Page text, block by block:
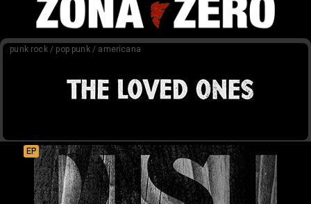
CONTENIDO
COMUNIDAD
FEEEDBACK
punk rock / pop punk / americana
EP